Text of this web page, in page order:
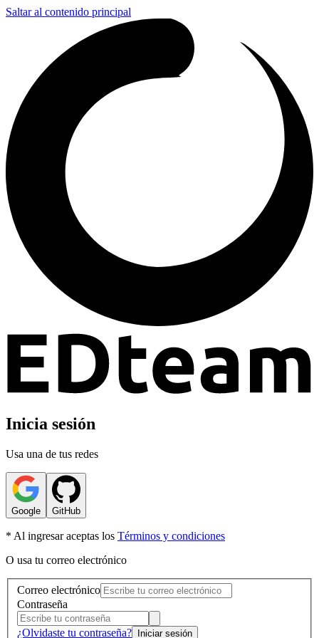
Saltar al contenido principal
Inicia sesión
Usa una de tus redes
Google GitHub
* Al ingresar aceptas los Términos y condiciones
O usa tu correo electrónico
Correo electrónico
Contraseña
¿Olvidaste tu contraseña? Iniciar sesión